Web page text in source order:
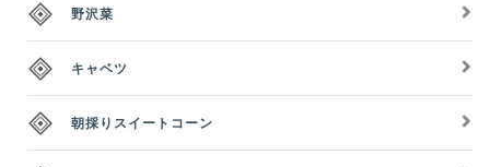
野沢菜
キャベツ
朝採りスイートコーン